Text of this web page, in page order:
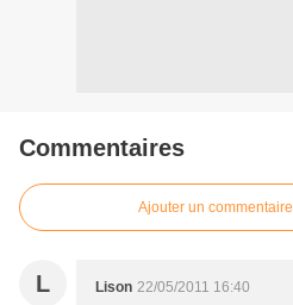
Commentaires
Ajouter un commentaire
L Lison 22/05/2011 16:40